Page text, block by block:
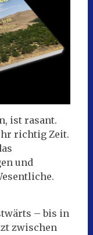
ist rasant.
richtig Zeit.
und
– bis in
zwischen